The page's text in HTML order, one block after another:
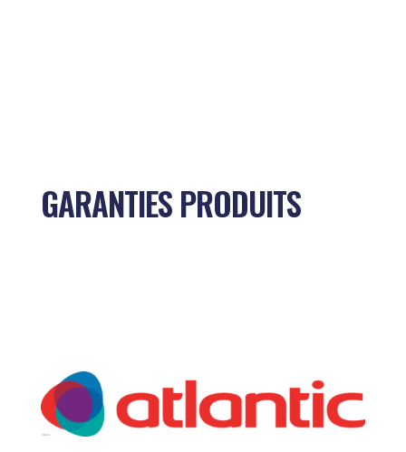
GARANTIES PRODUITS